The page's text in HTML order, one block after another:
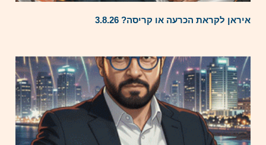
איראן לקראת הכרעה או קריסה? 3.8.26